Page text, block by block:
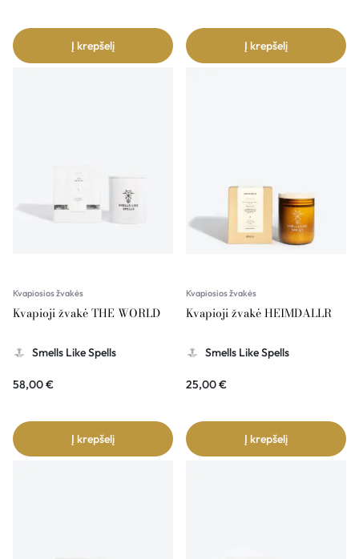
Į krepšelį Į krepšelį
Kvapiosios žvakės
Kvapioji žvakė THE WORLD
Smells Like Spells
58,00€
Į krepšelį
Kvapiosios žvakės
Kvapioji žvakė HEIMDALLR
Smells Like Spells
25,00€
Į krepšelį